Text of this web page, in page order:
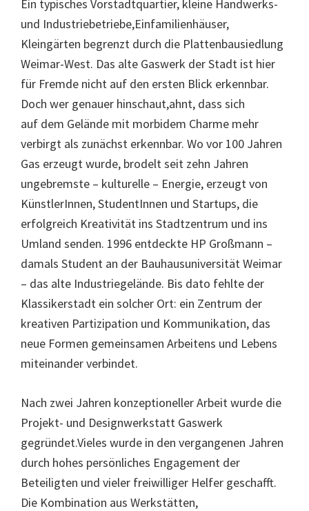
Ein typisches Vorstadtquartier, kleine Handwerks-
und Industriebetriebe,Einfamilienhäuser,
Kleingärten begrenzt durch die Plattenbausiedlung
Weimar-West. Das alte Gaswerk der Stadt ist hier
für Fremde nicht auf den ersten Blick erkennbar.
Doch wer genauer hinschaut,ahnt, dass sich
auf dem Gelände mit morbidem Charme mehr
verbirgt als zunächst erkennbar. Wo vor 100 Jahren
Gas erzeugt wurde, brodelt seit zehn Jahren
ungebremste – kulturelle – Energie, erzeugt von
KünstlerInnen, StudentInnen und Startups, die
erfolgreich Kreativität ins Stadtzentrum und ins
Umland senden. 1996 entdeckte HP Großmann –
damals Student an der Bauhausuniversität Weimar
– das alte Industriegelände. Bis dato fehlte der
Klassikerstadt ein solcher Ort: ein Zentrum der
kreativen Partizipation und Kommunikation, das
neue Formen gemeinsamen Arbeitens und Lebens
miteinander verbindet.
Nach zwei Jahren konzeptioneller Arbeit wurde die
Projekt- und Designwerkstatt Gaswerk
gegründet.Vieles wurde in den vergangenen Jahren
durch hohes persönliches Engagement der
Beteiligten und vieler freiwilliger Helfer geschafft.
Die Kombination aus Werkstätten,